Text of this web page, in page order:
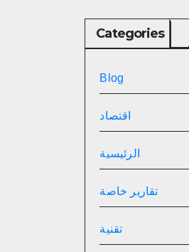
Categories
Blog
اقتصاد
الرئيسية
تقارير خاصة
تقنية